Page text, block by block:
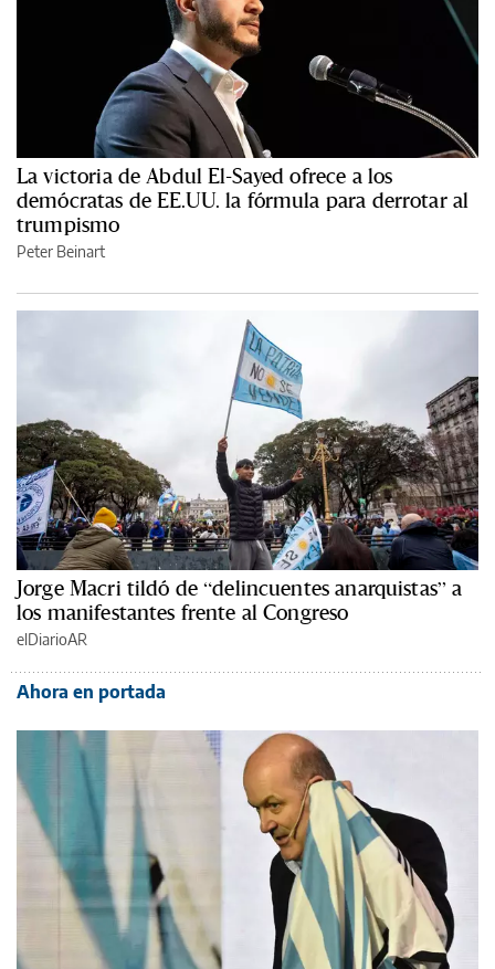
La victoria de Abdul El-Sayed ofrece a los
demócratas de EE.UU. la fórmula para derrotar al
trumpismo
Peter Beinart
Jorge Macri tildó de “delincuentes anarquistas” a
los manifestantes frente al Congreso
elDiarioAR
Ahora en portada